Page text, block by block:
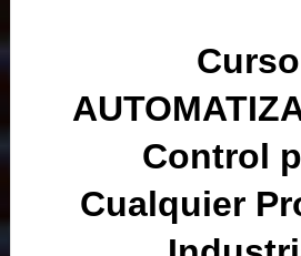
Curso
Control
Cualquier